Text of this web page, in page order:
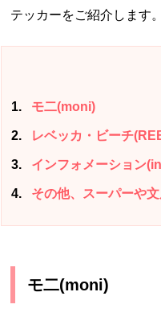
テッカーをご紹介します。
1 モ二(moni)
2 レベッカ・ビーチ
3 インフォメーション
4 その他、スーパーや
モ二(moni)